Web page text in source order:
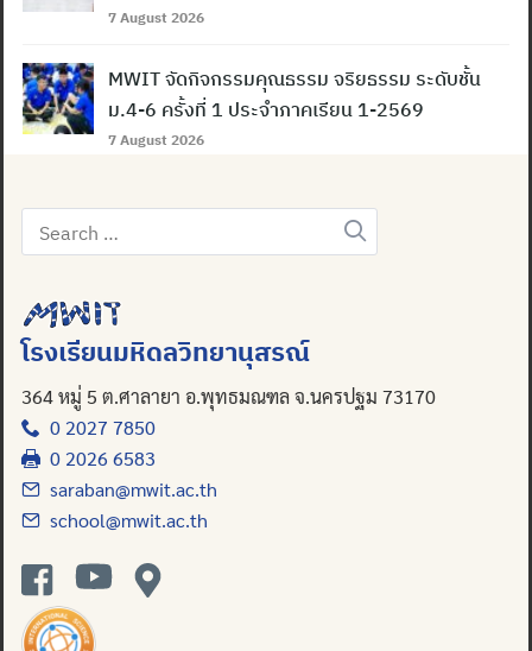
7 August 2026
MWIT จัดกิจกรรมคุณธรรม จริยธรรม ระดับชั้น
ม.4-6 ครั้งที่ 1 ประจำภาคเรียน 1-2569
7 August 2026
Search
for:
โรงเรียนมหิดลวิทยานุสรณ์
364 หมู่ 5 ต.ศาลายา อ.พุทธมณฑล จ.นครปฐม 73170
0 2027 7850
0 2026 6583
saraban@mwit.ac.th
school@mwit.ac.th